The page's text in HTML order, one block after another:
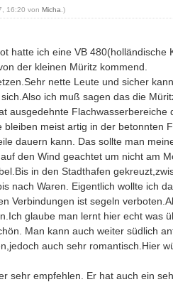
16:20 von Micha .)
hatte ich eine VB 480(holländische
der kleinen Müritz kommend.
nette Leute und sicher
ich muß sagen das die
ausgedehnte Flachwasserbereiche
meist artig in der betonnten
dauern kann. Das sollte man
den Wind geachtet um nicht am
in den Stadthafen
nach Waren. Eigentlich wollte ich
Verbindungen ist segeln
glaube man lernt hier echt was
Man kann auch weiter südlich
auch sehr romantisch.Hier
sehr empfehlen. Er hat auch ein